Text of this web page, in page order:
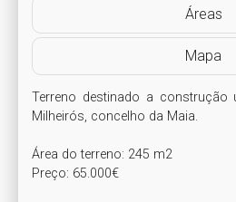
Áreas
Mapa
Terreno destinado a construção
Milheirós, concelho da Maia.
Área do terreno: 245 m2
Preço: 65.000€